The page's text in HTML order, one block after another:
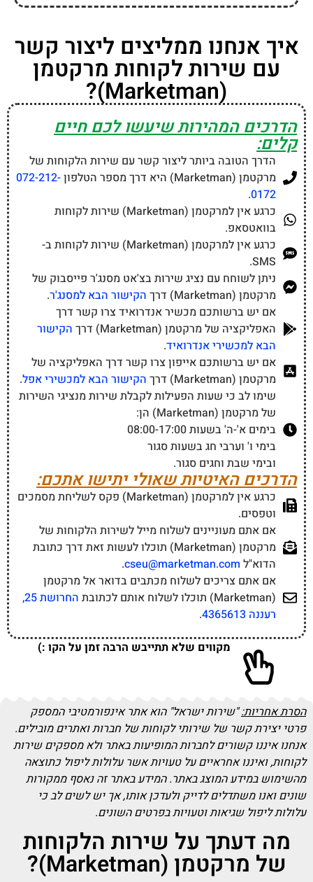
איך אנחנו ממליצים ליצור קשר
עם שירות לקוחות מרקטמן
(Marketman)?
הדרכים המהירות שיעשו לכם חיים
קלים:
הדרך הטובה ביותר ליצור קשר עם שירות הלקוחות של
מרקטמן (Marketman) היא דרך מספר הטלפון
072-212-
0172
.
כרגע אין למרקטמן (Marketman) שירות לקוחות
בוואטסאפ.
כרגע אין למרקטמן (Marketman) שירות לקוחות ב-
SMS.
ניתן לשוחח עם נציג שירות בצ'אט מסנג'ר פייסבוק של
מרקטמן (Marketman) דרך
הקישור הבא למסנג'ר.
אם יש ברשותכם מכשיר אנדרואיד צרו קשר דרך
האפליקציה של מרקטמן (Marketman) דרך
הקישור
הבא למכשירי אנדרואיד.
אם יש ברשותכם אייפון צרו קשר דרך האפליקציה של
מרקטמן (Marketman) דרך
הקישור הבא למכשירי אפל.
שימו לב כי שעות הפעילות לקבלת שירות מנציגי השירות
של מרקטמן (Marketman) הן:
בימים א'-ה' בשעות 08:00-17:00
בימי ו' וערבי חג בשעות סגור
ובימי שבת וחגים סגור.
הדרכים האיטיות שאולי יתישו אתכם:
כרגע אין למרקטמן (Marketman) פקס לשליחת מסמכים
וטפסים.
אם אתם מעוניינים לשלוח מייל לשירות הלקוחות של
מרקטמן (Marketman) תוכלו לעשות זאת דרך כתובת
הדוא"ל cseu@marketman.com
.
אם אתם צריכים לשלוח מכתבים בדואר אל מרקטמן
(Marketman) תוכלו לשלוח אותם לכתובת
החרושת 25,
רעננה 4365613
.
מקווים שלא תתייבש הרבה זמן על הקו :)
הסרת אחריות:"שירות ישראל" הוא אתר אינפורמטיבי המספק
פרטי יצירת קשר של שירותי לקוחות של חברות ואתרים מובילים.
אנחנו איננו קשורים לחברות המופיעות באתר ולא מספקים שירות
לקוחות, ואיננו אחראיים על טעויות אשר עלולות ליפול כתוצאה
מהשימוש במידע המוצג באתר. המידע באתר זה נאסף ממקורות
שונים ואנו משתדלים לדייק ולעדכן אותו, אך יש לשים לב כי
עלולות ליפול שגיאות וטעויות בפרטים השונים.
מה דעתך על שירות הלקוחות
של מרקטמן (Marketman)?